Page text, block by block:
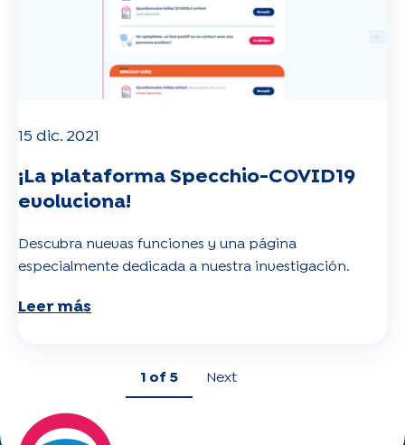
15 dic. 2021
¡La plataforma Specchio-COVID19
evoluciona!
Descubra nuevas funciones y una página
especialmente dedicada a nuestra investigación.
Leer más
1 of 5 Next